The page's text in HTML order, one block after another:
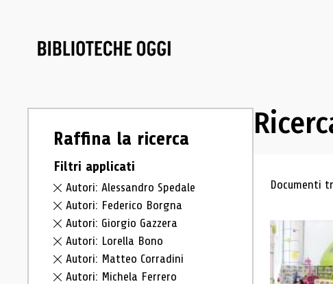
Raffina la ricerca
Filtri applicati
Autori: Alessandro Spedale
Autori: Federico Borgna
Autori: Giorgio Gazzera
Autori: Lorella Bono
Autori: Matteo Corradini
Autori: Michela Ferrero
Documenti